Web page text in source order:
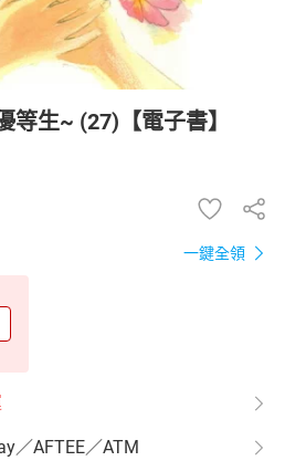
等生~ (27)【電子書】
一鍵全領
／AFTEE／ATM